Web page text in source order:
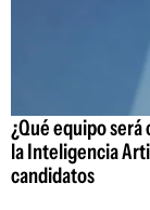
¿Qué equipo será
la Inteligencia
candidatos